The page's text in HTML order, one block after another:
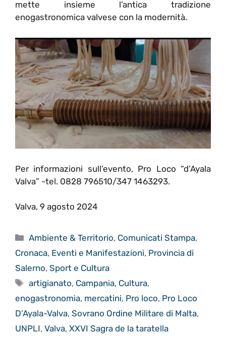
mette insieme l’antica tradizione
enogastronomica valvese con la modernità.
Per informazioni sull’evento, Pro Loco “d’Ayala
Valva” -tel. 0828 796510/347 1463293.
Valva, 9 agosto 2024
Categorie
Ambiente & Territorio, Comunicati Stampa,
Cronaca, Eventi e Manifestazioni, Provincia di
Salerno, Sport e Cultura
Tag
artigianato, Campania, Cultura,
enogastronomia, mercatini, Pro loco, Pro Loco
D’Ayala-Valva, Sovrano Ordine Militare di Malta,
UNPLI, Valva, XXVI Sagra de la taratella